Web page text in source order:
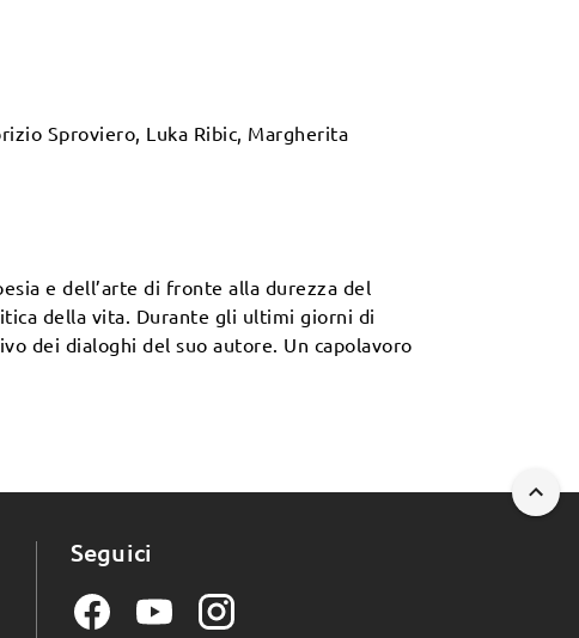
Sproviero, Luka Ribic, Margherita
e dell’arte di fronte alla durezza del
della vita. Durante gli ultimi giorni di
dei dialoghi del suo autore. Un capolavoro
Seguici